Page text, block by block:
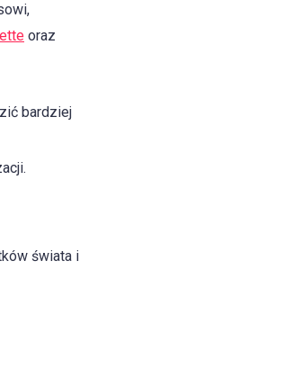
oraz
bardziej
świata i